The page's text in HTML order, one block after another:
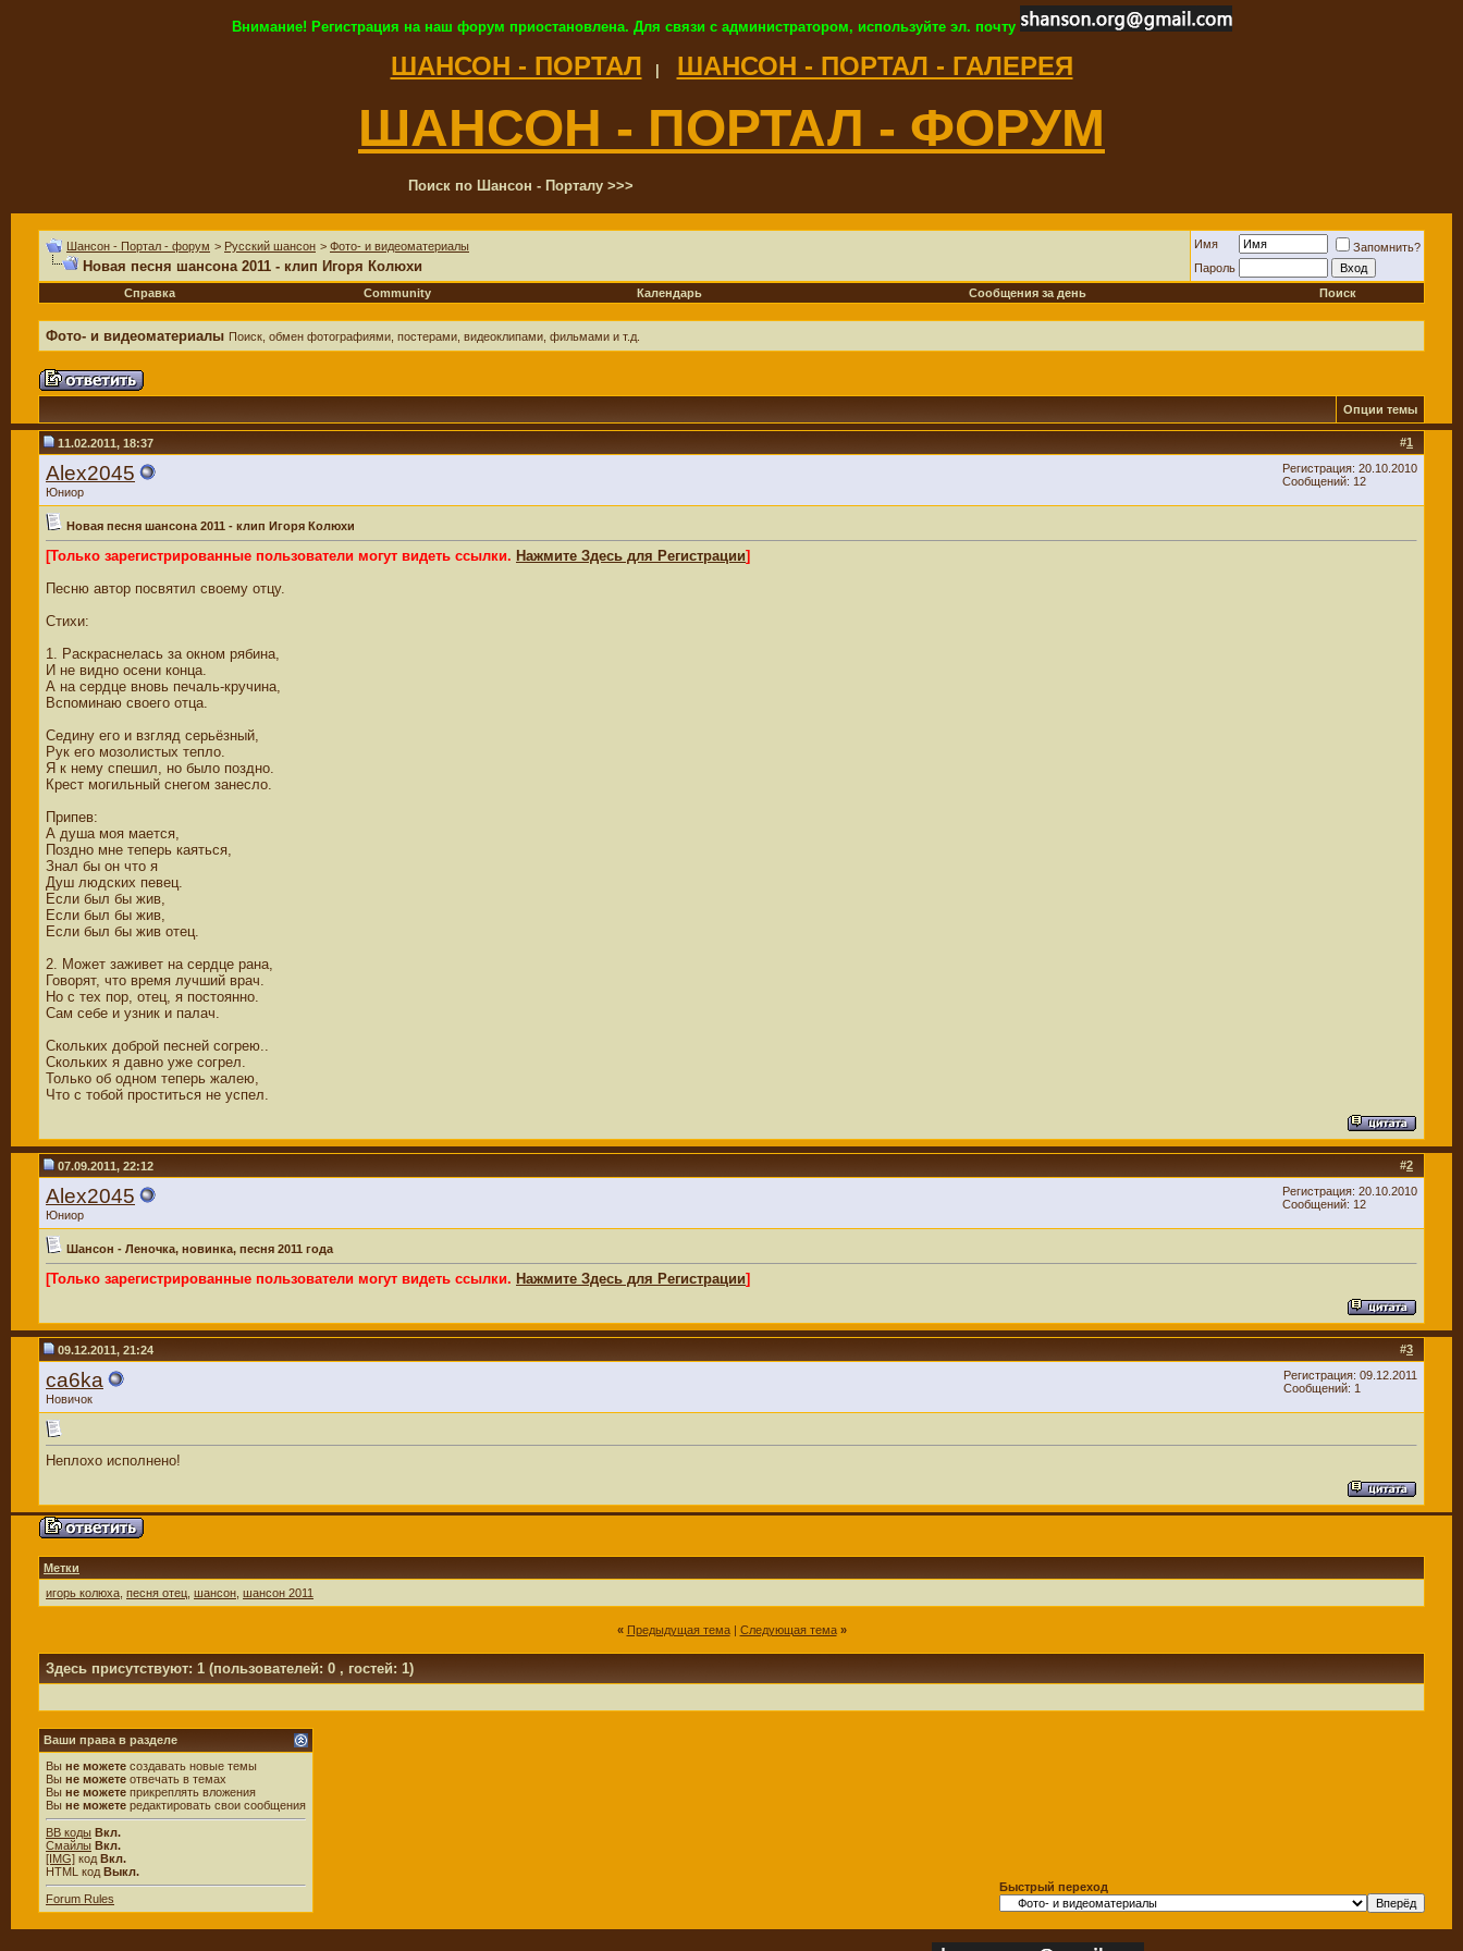
Внимание! Регистрация на наш форум приостановлена. Для связи с администратором, используйте эл. почту
ШАНСОН - ПОРТАЛ ШАНСОН - ПОРТАЛ - ГАЛЕРЕЯ
ШАНСОН - ПОРТАЛ - ФОРУМ
Поиск по Шансон - Порталу >>>
Шансон - Портал - форум > Русский шансон > Фото- и видеоматериалы
Новая песня шансона 2011 - клип Игоря Колюхи
Имя
Запомнить?
Пароль
Справка
Community Календарь Сообщения за день Поиск
Фото- и видеоматериалы Поиск, обмен фотографиями, постерами, видеоклипами, фильмами и т.д.
Опции темы
#1
11.02.2011, 18:37
Alex2045
Юниор
Регистрация: 20.10.2010
Сообщений: 12
Новая песня шансона 2011 - клип Игоря Колюхи
[Только зарегистрированные пользователи могут видеть ссылки. Нажмите Здесь для Регистрации]
Песню автор посвятил своему отцу.
Стихи:
1. Раскраснелась за окном рябина,
И не видно осени конца.
А на сердце вновь печаль-кручина,
Вспоминаю своего отца.
Седину его и взгляд серьёзный,
Рук его мозолистых тепло.
Я к нему спешил, но было поздно.
Крест могильный снегом занесло.
Припев:
А душа моя мается,
Поздно мне теперь каяться,
Знал бы он что я
Душ людских певец.
Если был бы жив,
Если был бы жив,
Если был бы жив отец.
2. Может заживет на сердце рана,
Говорят, что время лучший врач.
Но с тех пор, отец, я постоянно.
Сам себе и узник и палач.
Скольких доброй песней согрею..
Скольких я давно уже согрел.
Только об одном теперь жалею,
Что с тобой проститься не успел.
#2
07.09.2011, 22:12
Alex2045
Юниор
Регистрация: 20.10.2010
Сообщений: 12
Шансон - Леночка, новинка, песня 2011 года
[Только зарегистрированные пользователи могут видеть ссылки. Нажмите Здесь для Регистрации]
#3
09.12.2011, 21:24
ca6ka
Новичок
Регистрация: 09.12.2011
Сообщений: 1
Неплохо исполнено!
Метки
игорь колюха песня отец шансон шансон 2011
« Предыдущая тема| Следующая тема »
Здесь присутствуют: 1 (пользователей: 0 , гостей: 1)
Ваши права в разделе
Вы не можете создавать новые темы
Вы не можете отвечать в темах
Вы не можете прикреплять вложения
Вы не можете редактировать свои сообщения
BB коды Вкл.
Смайлы Вкл.
[IMG] код Вкл.
HTML код Выкл.
Forum Rules
Быстрый переход